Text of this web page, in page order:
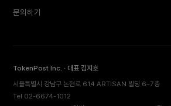
문의하기
TokenPost Inc. · 대표 김지호
서울특별시 강남구 논현로 614 ARTISAN 빌딩 6–7층
Tel 02-6674-1012